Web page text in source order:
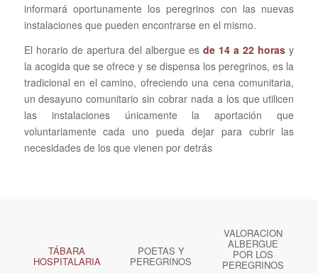
informará oportunamente los peregrinos con las nuevas
instalaciones que pueden encontrarse en el mismo.
El horario de apertura del albergue esde 14 a 22 horas y
la acogida que se ofrece y se dispensa los peregrinos, es la
tradicional en el camino, ofreciendo una cena comunitaria,
un desayuno comunitario sin cobrar nada a los que utilicen
las instalaciones únicamente la aportación que
voluntariamente cada uno pueda dejar para cubrir las
necesidades de los que vienen por detrás
TÁBARA
HOSPITALARIA
POETAS Y
PEREGRINOS
VALORACION
ALBERGUE
POR LOS
PEREGRINOS